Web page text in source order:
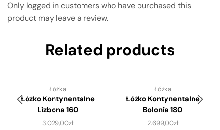
Only logged in customers who have purchased this
product may leave a review.
Related products
Łóżka
Łóżko Kontynentalne
Lizbona 160
3.029,00zł
Łóżka
Łóżko Kontynentalne
Bolonia 180
2.699,00zł